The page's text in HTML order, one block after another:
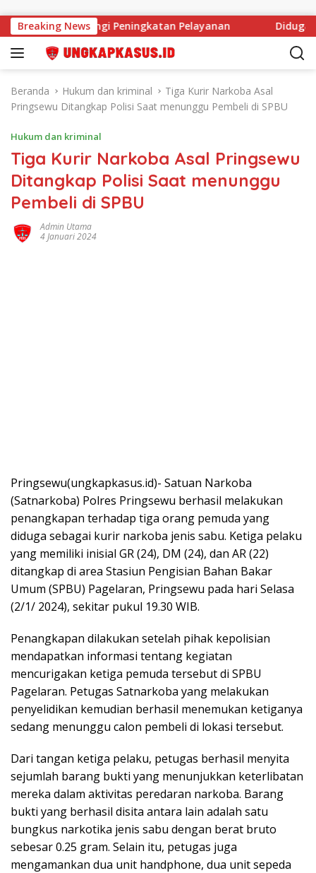
Breaking News
Tak Halangi Peningkatan Pelayanan Diduga
Beranda Hukum dan kriminal
Tiga Kurir Narkoba Asal
Pringsewu Ditangkap Polisi Saat menunggu Pembeli di SPBU
Hukum dan kriminal
Tiga Kurir Narkoba Asal Pringsewu
Ditangkap Polisi Saat menunggu
Pembeli di SPBU
Admin Utama
4 Januari 2024
Pringsewu(ungkapkasus.id)- Satuan Narkoba
(Satnarkoba) Polres Pringsewu berhasil melakukan
penangkapan terhadap tiga orang pemuda yang
diduga sebagai kurir narkoba jenis sabu. Ketiga pelaku
yang memiliki inisial GR (24), DM (24), dan AR (22)
ditangkap di area Stasiun Pengisian Bahan Bakar
Umum (SPBU) Pagelaran, Pringsewu pada hari Selasa
(2/1/ 2024), sekitar pukul 19.30 WIB.
Penangkapan dilakukan setelah pihak kepolisian
mendapatkan informasi tentang kegiatan
mencurigakan ketiga pemuda tersebut di SPBU
Pagelaran. Petugas Satnarkoba yang melakukan
penyelidikan kemudian berhasil menemukan ketiganya
sedang menunggu calon pembeli di lokasi tersebut.
Dari tangan ketiga pelaku, petugas berhasil menyita
sejumlah barang bukti yang menunjukkan keterlibatan
mereka dalam aktivitas peredaran narkoba. Barang
bukti yang berhasil disita antara lain adalah satu
bungkus narkotika jenis sabu dengan berat bruto
sebesar 0.25 gram. Selain itu, petugas juga
mengamankan dua unit handphone, dua unit sepeda